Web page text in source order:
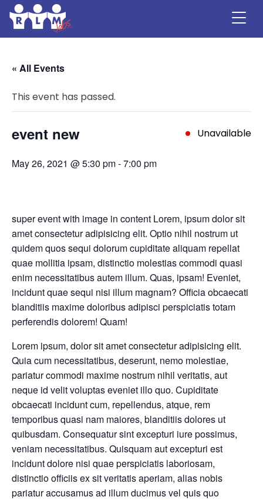
Skip
content
« All Events
This event has passed.
event new Unavailable
May 26, 2021 @ 5:30 pm-7:00 pm
super event with image in content Lorem, ipsum dolor sit
amet consectetur adipisicing elit. Optio nihil nostrum ut
quidem quos sequi dolorum cupiditate aliquam repellat
quae mollitia ipsam, distinctio molestias commodi quasi
enim necessitatibus autem illum. Quas, ipsam! Eveniet,
incidunt quae sequi nisi illum magnam? Officia obcaecati
blanditiis maxime doloribus adipisci perspiciatis totam
perferendis dolorem! Quam!
Lorem ipsum, dolor sit amet consectetur adipisicing elit.
Quia cum necessitatibus, deserunt, nemo molestiae,
pariatur commodi maxime nostrum nihil veritatis, aut
neque id velit voluptas eveniet illo quo. Cupiditate
obcaecati incidunt cum, repellendus, atque, rem
temporibus quasi nam maiores, blanditiis dolores ut
quibusdam. Consequatur sint excepturi iure possimus,
veniam necessitatibus. Quisquam aut excepturi est
incidunt dolore nisi quae perspiciatis laboriosam,
distinctio officiis ex sit veritatis aperiam, alias nobis
pariatur accusamus ad illum ducimus vel quis quo